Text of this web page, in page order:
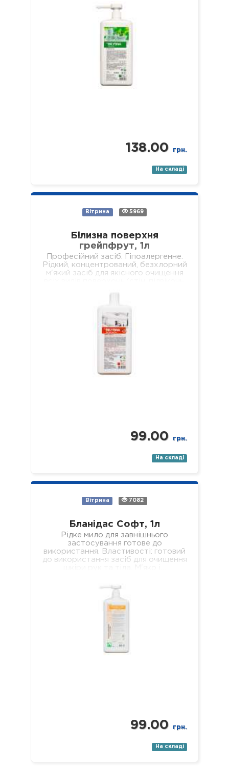
мильної…
138.00 грн.
На складі
Вітрина 5969
Білизна поверхня
грейпфрут, 1л
Професійний засіб. Гіпоалергенне.
Рідкий, концентрований, безхлорний
м'який засіб для якісного очищення
99.00 грн.
На складі
Вітрина 7082
Бланідас Софт, 1л
Рідке мило для завнішнього
застосування готове до
використання. Властивості: готовий
до використання засіб для очищення
99.00 грн.
На складі